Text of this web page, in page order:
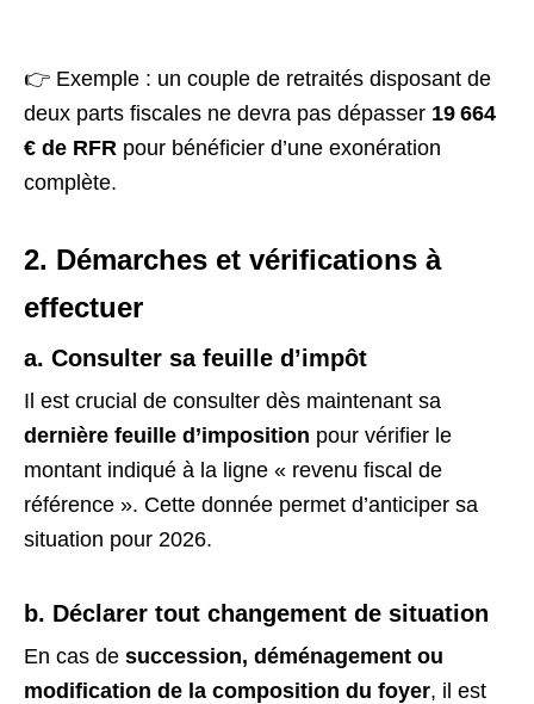
👉 Exemple : un couple de retraités disposant de
deux parts fiscales ne devra pas dépasser 19 664
€ de RFR pour bénéficier d’une exonération
complète.
2. Démarches et vérifications à
effectuer
a. Consulter sa feuille d’impôt
Il est crucial de consulter dès maintenant sa
dernière feuille d’imposition pour vérifier le
montant indiqué à la ligne « revenu fiscal de
référence ». Cette donnée permet d’anticiper sa
situation pour 2026.
b. Déclarer tout changement de situation
En cas de succession, déménagement ou
modification de la composition du foyer, il est